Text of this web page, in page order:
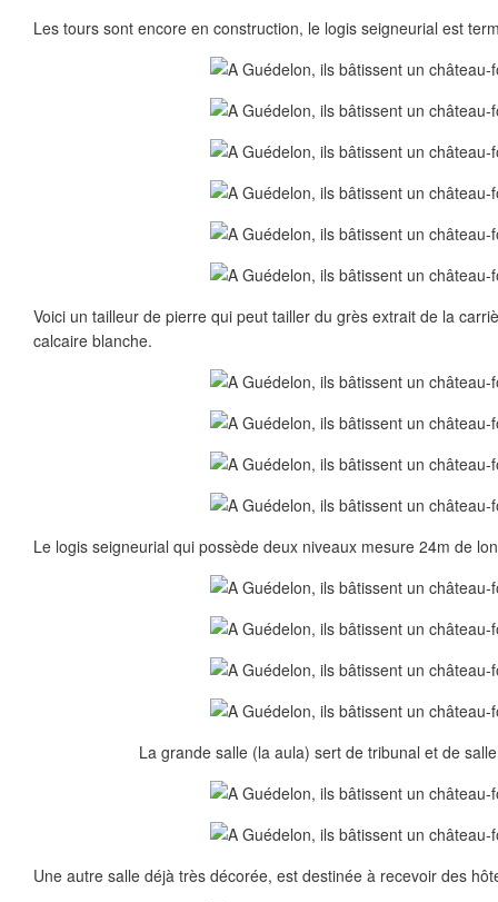
Les tours sont encore en construction, le logis seigneurial est
Voici un tailleur de pierre qui peut tailler du grès extrait de la
calcaire blanche.
Le logis seigneurial qui possède deux niveaux mesure 24m de
La grande salle (la aula) sert de tribunal et de
Une autre salle déjà très décorée, est destinée à recevoir des